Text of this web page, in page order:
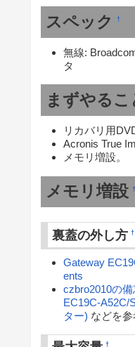
スペック †
無線:
タ
まずやるこ
リカバリ用
Acronis True
メモリ増設。
メモリ増設 †
裏蓋の外し方 †
Gateway
ents
czbro2010の
EC19C-A52C/
ター) などを参
†